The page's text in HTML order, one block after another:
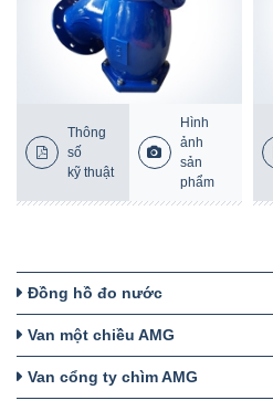
Thông
số
kỹ thuật
Hình
ảnh
sản
phẩm
Đồng hồ đo nước
Van một chiều AMG
Van cổng ty chìm AMG